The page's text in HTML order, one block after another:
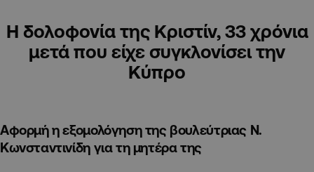
Η δολοφονία της Κριστίν, 33 χρόνια
μετά που είχε συγκλονίσει την
Κύπρο
Αφορμή η εξομολόγηση της βουλεύτριας Ν.
Κωνσταντινίδη για τη μητέρα της